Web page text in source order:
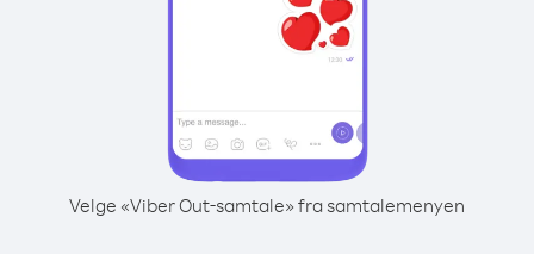
Velge «Viber Out-samtale» fra samtalemenyen